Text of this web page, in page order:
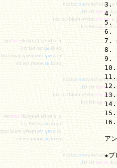
3.
4.
5.
6.
7.
8.
9.
10.
11.
12.
13.
14.
15.
16.
ア
★プ